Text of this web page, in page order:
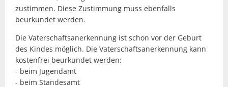
zustimmen. Diese Zustimmung muss ebenfalls
beurkundet werden.
Die Vaterschaftsanerkennung ist schon vor der Geburt
des Kindes möglich. Die Vaterschaftsanerkennung kann
kostenfrei beurkundet werden:
- beim Jugendamt
- beim Standesamt